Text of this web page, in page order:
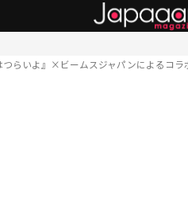
つらいよ』×ビームスジャパンによるコ